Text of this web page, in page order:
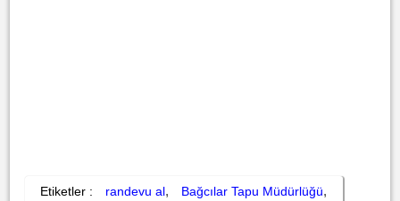
Etiketler : randevu al, Bağcılar Tapu Müdürlüğü,